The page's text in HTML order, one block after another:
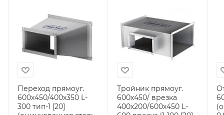
Переход прямоуг.
600х450/400х350 L-
300 тип-1 [20]
Тройник прямоуг.
600х450/ врезка
400х200/600х450 L-